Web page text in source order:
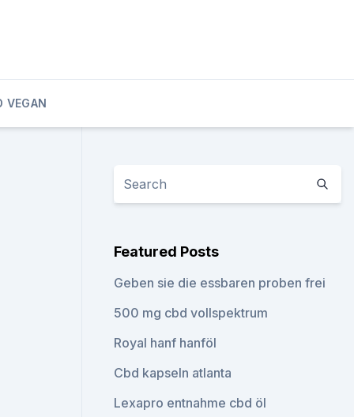
VEGAN
Featured Posts
Geben sie die essbaren proben frei
500 mg cbd vollspektrum
Royal hanf hanföl
Cbd kapseln atlanta
Lexapro entnahme cbd öl